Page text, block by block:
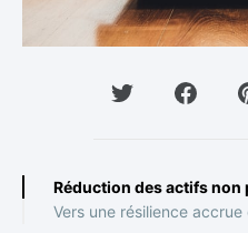
Réduction des actifs non
Vers une résilience